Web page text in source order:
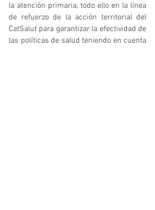
la atención primaria, todo ello en la línea
de refuerzo de la acción territorial del
CatSalut para garantizar la efectividad de
las políticas de salud teniendo en cuenta